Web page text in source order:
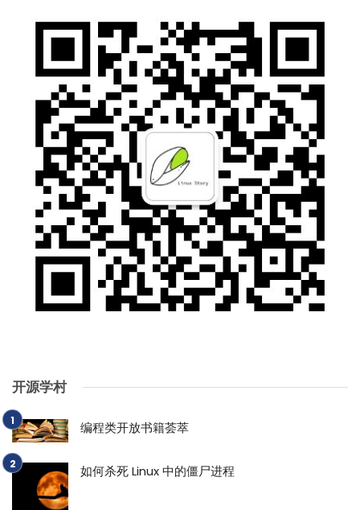
开源学村
编程类开放书籍荟萃
如何杀死 Linux 中的僵尸进程